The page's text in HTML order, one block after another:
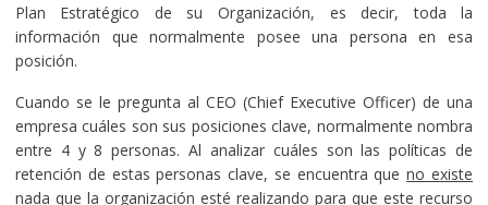
Plan Estratégico de su Organización, es decir, toda la
información que normalmente posee una persona en esa
posición.
Cuando se le pregunta al CEO (Chief Executive Officer) de una
empresa cuáles son sus posiciones clave, normalmente nombra
entre 4 y 8 personas. Al analizar cuáles son las políticas de
retención de estas personas clave, se encuentra queno existe
nada que la organización esté realizando para que este recurso